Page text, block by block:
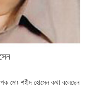
মোঃ শহীদ হোসেন কথা বলেছেন